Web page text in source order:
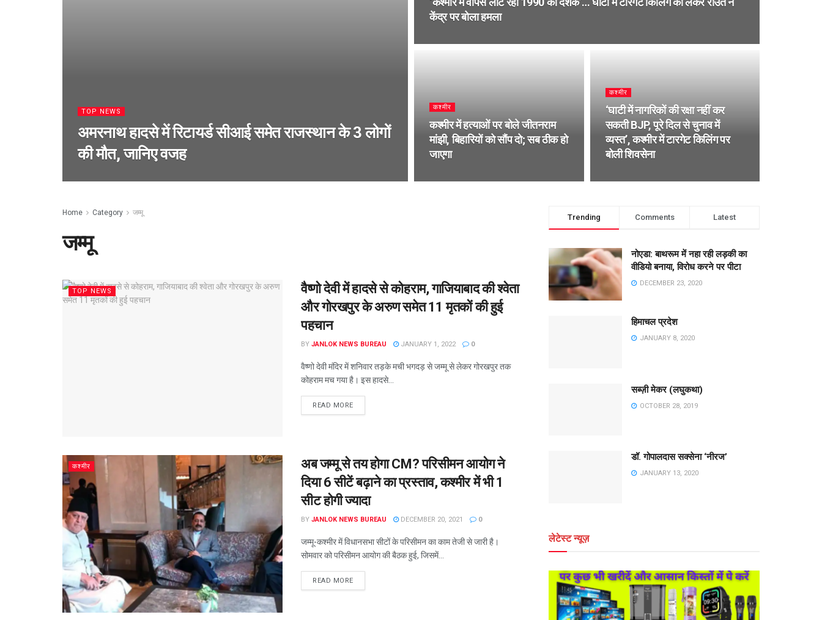
TOP NEWS
अमरनाथ हादसे में रिटायर्ड सीआई समेत राजस्थान के 3 लोगों
की मौत, जानिए वजह
केंद्र पर बोला हमला
कश्मीर
कश्मीर में हत्याओं पर बोले जीतनराम
मांझी, बिहारियों को सौंप दो; सब ठीक हो
जाएगा
कश्मीर
‘घाटी में नागरिकों की रक्षा नहीं कर
सकती BJP, पूरे दिल से चुनाव में
व्यस्त’, कश्मीर में टारगेट किलिंग पर
बोली शिवसेना
Home Category जम्मू
जम्मू
TOP NEWS
वैष्णो देवी में हादसे से कोहराम, गाजियाबाद की श्वेता
और गोरखपुर के अरुण समेत 11 मृतकों की हुई
पहचान
BY JANLOK NEWS BUREAU JANUARY 1, 2022 0
वैष्णो देवी मंदिर में शनिवार तड़के मची भगदड़ से जम्मू से लेकर गोरखपुर तक
कोहराम मच गया है। इस हादसे...
READ MORE
कश्मीर
अब जम्मू से तय होगा CM? परिसीमन आयोग ने
दिया 6 सीटें बढ़ाने का प्रस्ताव, कश्मीर में भी 1
सीट होगी ज्यादा
BY JANLOK NEWS BUREAU DECEMBER 20, 2021 0
जम्मू-कश्मीर में विधानसभा सीटों के परिसीमन का काम तेजी से जारी है।
सोमवार को परिसीमन आयोग की बैठक हुई, जिसमें...
READ MORE
Trending Comments Latest
नोएडा: बाथरूम में नहा रही लड़की का
वीडियो बनाया, विरोध करने पर पीटा
DECEMBER 23, 2020
हिमाचल प्रदेश
JANUARY 8, 2020
सब्ज़ी मेकर (लघुकथा)
OCTOBER 28, 2019
डॉ. गोपालदास सक्सेना ‘नीरज’
JANUARY 13, 2020
लेटेस्ट न्यूज़